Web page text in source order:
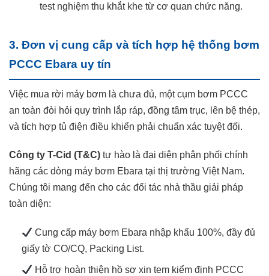
test nghiệm thu khắt khe từ cơ quan chức năng.
3. Đơn vị cung cấp và tích hợp hệ thống bơm
PCCC Ebara uy tín
Việc mua rời máy bơm là chưa đủ, một cụm bơm PCCC
an toàn đòi hỏi quy trình lắp ráp, đồng tâm trục, lên bệ thép,
và tích hợp tủ điện điều khiển phải chuẩn xác tuyệt đối.
Công ty T-Cid (T&C) tự hào là đại diện phân phối chính
hãng các dòng máy bơm Ebara tại thị trường Việt Nam.
Chúng tôi mang đến cho các đối tác nhà thầu giải pháp
toàn diện:
Cung cấp máy bơm Ebara nhập khẩu 100%, đầy đủ
giấy tờ CO/CQ, Packing List.
Hỗ trợ hoàn thiện hồ sơ xin tem kiểm định PCCC